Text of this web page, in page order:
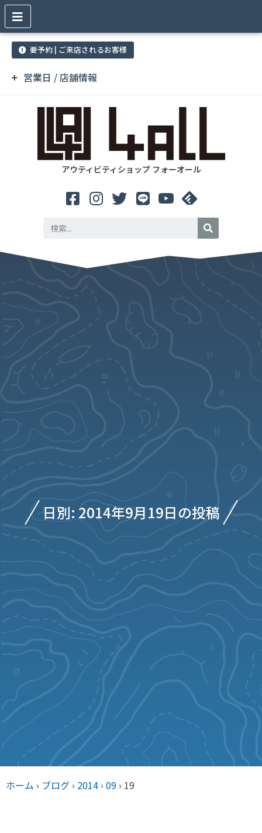
営業日 / 店舗情報
要予約 | ご来店されるお客様
アウティビティショップ フォーオール
日別: 2014年9月19日の投稿
ホーム › ブログ › 2014 › 09 › 19